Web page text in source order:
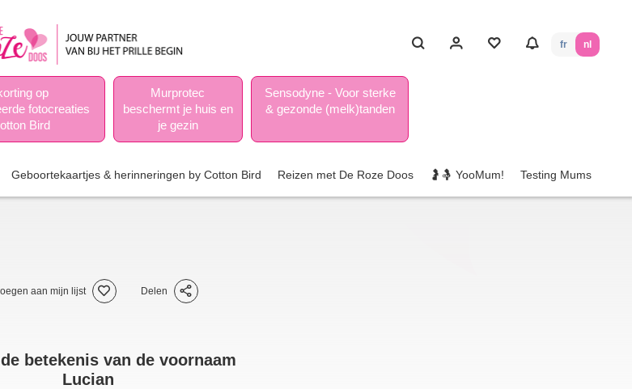
fr nl
op
fotocreaties
Bird
Murprotec
beschermt je huis en
je gezin
Sensodyne - Voor sterke
& gezonde (melk)tanden
Geboortekaartjes & herinneringen by Cotton Bird Reizen met De Roze Doos 🤰🤱 YooMum! Testing Mums
aan mijn lijst Delen
betekenis van de voornaam
Lucian